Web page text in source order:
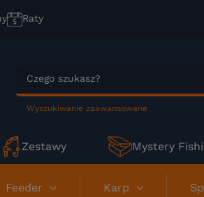
Raty
Wyszukiwanie zaawansowane
Zestawy Mystery
Feeder Karp